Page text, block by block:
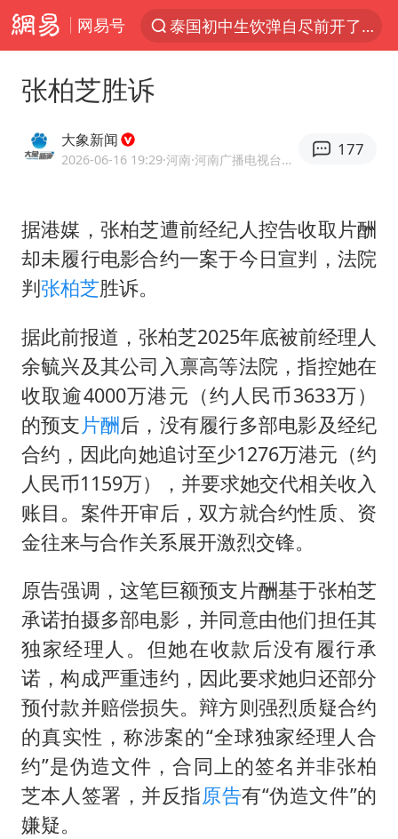
网易号
泰国初中生饮弹自尽前开了26枪
泰国校园枪击事件已致8死30余伤
俄黑客称掌握北约直接参与袭俄证据
考生称遭第二名花钱劝退 当地再通报
泉州市委书记张毅恭被查
2名小孩玩手机低头幅度近乎折叠
微信新功能：你可以“撤回”你的撤回
“中国蔬菜之乡”最高温达41.8℃
老人离世案亲属质疑记录仪
秋天的第一杯奶茶到底有多火
夯实基础开新局
张柏芝胜诉
大象新闻
2026-06-16 19:29·河南 ·河南广播电视台官方网易号
177
据港媒， 张柏芝遭前经纪人控告收取片酬
却未履行电影合约一案于今日宣判，法院
判张柏芝胜诉。
据此前报道，张柏芝2025年底被前经理人
余毓兴及其公司入禀高等法院，指控她在
收取逾4000万港元（约人民币3633万）
的预支 片酬后，没有履行多部电影及经纪
合约，因此向她追讨至少1276万港元（约
人民币1159万），并要求她交代相关收入
账目。案件开审后，双方就合约性质、资
金往来与合作关系展开激烈交锋。
原告强调，这笔巨额预支片酬基于张柏芝
承诺拍摄多部电影，并同意由他们担任其
独家经理人。但她在收款后没有履行承
诺，构成严重违约，因此要求她归还部分
预付款并赔偿损失。辩方则强烈质疑合约
的真实性，称涉案的“全球独家经理人合
约”是伪造文件，合同上的签名并非张柏
芝本人签署，并反指原告有“伪造文件”的
嫌疑。